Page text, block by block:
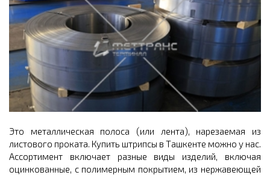
Это металлическая полоса (или лента), нарезаемая из
листового проката. Купить штрипсы в Ташкенте можно у нас.
Ассортимент включает разные виды изделий, включая
оцинкованные, с полимерным покрытием, из нержавеющей